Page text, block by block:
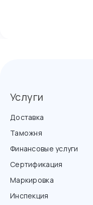
Услуги
Доставка
Таможня
Финансовые услуги
Сертификация
Маркировка
Инспекция